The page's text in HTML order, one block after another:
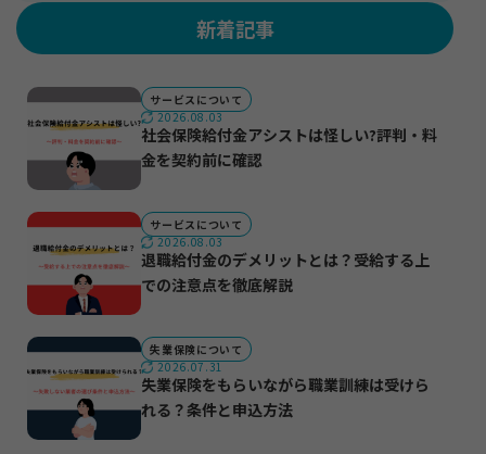
新着記事
サービスについて
2026.08.03
社会保険給付金アシストは怪しい?評判・料
金を契約前に確認
サービスについて
2026.08.03
退職給付金のデメリットとは？受給する上
での注意点を徹底解説
失業保険について
2026.07.31
失業保険をもらいながら職業訓練は受けら
れる？条件と申込方法